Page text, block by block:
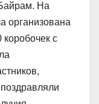
На
организована
с